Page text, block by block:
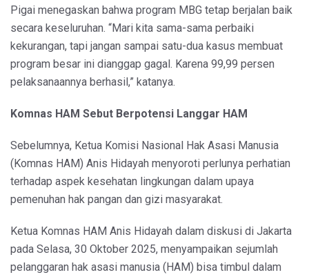
Pigai menegaskan bahwa program MBG tetap berjalan baik
secara keseluruhan. “Mari kita sama-sama perbaiki
kekurangan, tapi jangan sampai satu-dua kasus membuat
program besar ini dianggap gagal. Karena 99,99 persen
pelaksanaannya berhasil,” katanya.
Komnas HAM Sebut Berpotensi Langgar HAM
Sebelumnya, Ketua Komisi Nasional Hak Asasi Manusia
(Komnas HAM) Anis Hidayah menyoroti perlunya perhatian
terhadap aspek kesehatan lingkungan dalam upaya
pemenuhan hak pangan dan gizi masyarakat.
Ketua Komnas HAM Anis Hidayah dalam diskusi di Jakarta
pada Selasa, 30 Oktober 2025, menyampaikan sejumlah
pelanggaran hak asasi manusia (HAM) bisa timbul dalam